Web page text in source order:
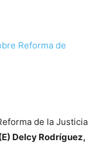
de la Justicia
Delcy Rodríguez,